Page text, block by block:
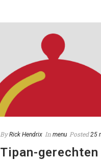
By Rick Hendrix In menu Posted 25
Tipan-gerechten